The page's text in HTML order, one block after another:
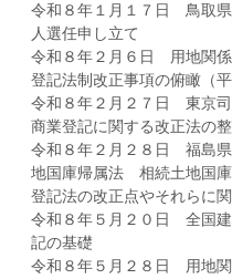
令和８年１月１７日 鳥取
人選任申し立て
令和８年２月６日 用地関
登記法制改正事項の俯瞰（
令和８年２月２７日 東京
商業登記に関する改正法の
令和８年２月２８日 福島
地国庫帰属法 相続土地国
登記法の改正点やそれらに
令和８年５月２０日 全国
記の基礎
令和８年５月２８日 用地